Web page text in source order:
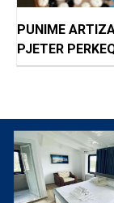
PUNIME
PJETER